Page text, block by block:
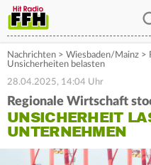
Nachrichten > Wiesbaden/Mainz >
Unsicherheiten belasten
28.04.2025, 14:04 Uhr
Regionale Wirtschaft
UNSICHERHEIT
UNTERNEHMEN